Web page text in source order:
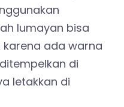
lumayan bisa
ada warna
di
letakkan di